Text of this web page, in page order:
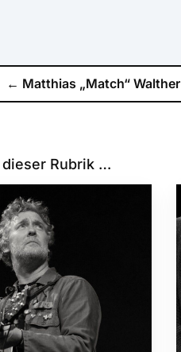
← Matthias „Match“ Walther
Rubrik …